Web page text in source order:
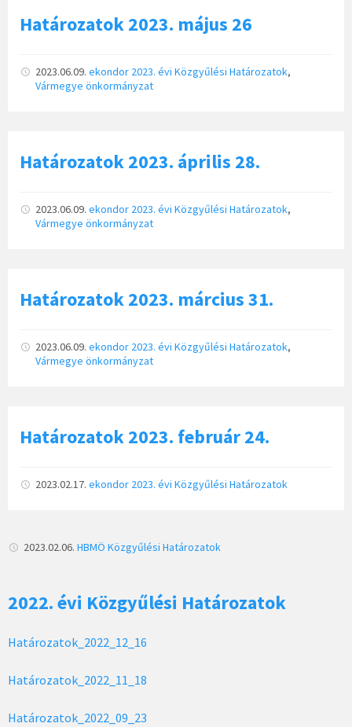
Határozatok 2023. május 26
2023.06.09. ekondor 2023. évi Közgyűlési Határozatok,
Vármegye önkormányzat
Határozatok 2023. április 28.
2023.06.09. ekondor 2023. évi Közgyűlési Határozatok,
Vármegye önkormányzat
Határozatok 2023. március 31.
2023.06.09. ekondor 2023. évi Közgyűlési Határozatok,
Vármegye önkormányzat
Határozatok 2023. február 24.
2023.02.17. ekondor 2023. évi Közgyűlési Határozatok
2023.02.06. HBMÖ Közgyűlési Határozatok
2022. évi Közgyűlési Határozatok
Határozatok_2022_12_16
Határozatok_2022_11_18
Határozatok_2022_09_23